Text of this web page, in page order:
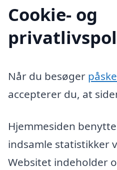
Cookie- og
Når du besøger
accepterer du, at
Hjemmesiden
indsamle statistikker
Websitet indeholder